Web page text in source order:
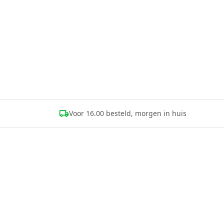
Voor 16.00 besteld, morgen in huis